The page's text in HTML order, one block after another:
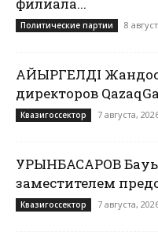
филиала...
Политические партии 8
ҚАЙЫРГЕЛДІ
директоров
Квазигоссектор 7 августа,
УРЫНБАСАРОВ
заместителем
Квазигоссектор 7 августа,